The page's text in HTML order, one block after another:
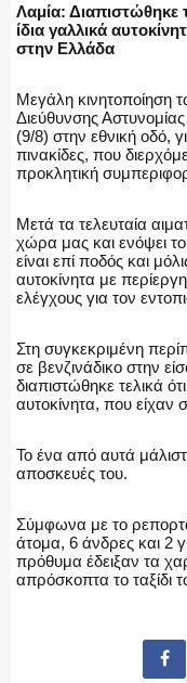
ΠΥΡΟΣΒΕΣΤΙΚΗ
ΑΣΤΥΝΟΜΙΚΟ ΡΕΠΟΡΤΑΖ
Λαμία: Διαπιστώθηκε
ίδια γαλλικά
στην Ελλάδα
Μεγάλη κινητοποίηση
Διεύθυνσης
(9/8) στην εθνική οδό,
πινακίδες, που
προκλητική
Μετά τα τελευταία
χώρα μας και ενόψει
είναι επί ποδός και
αυτοκίνητα με
ελέγχους για τον
Στη συγκεκριμένη
σε βενζινάδικο στην
διαπιστώθηκε τελικά
αυτοκίνητα, που
Το ένα από αυτά
αποσκευές του.
Σύμφωνα με το
άτομα, 6 άνδρες και 2
πρόθυμα έδειξαν τα
απρόσκοπτα το ταξίδι